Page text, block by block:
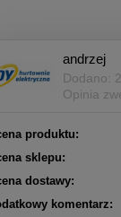
andrzej
Dodano:
Opinia
produktu:
sklepu:
dostawy:
komentarz: